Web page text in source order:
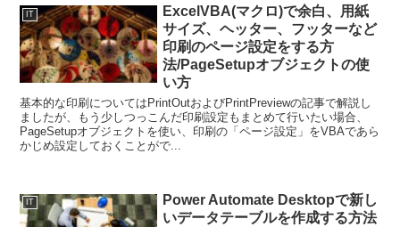
IT
ExcelVBA(マクロ)で余白、用紙
サイズ、ヘッター、フッターなど
印刷のページ設定をする方
法/PageSetupオブジェクトの使
い方
基本的な印刷についてはPrintOutおよびPrintPreviewの記事で解説し
ましたが、もう少しつっこんだ印刷設定もまとめて行いたい場合、
PageSetupオブジェクトを使い、印刷の「ページ設定」をVBAであら
かじめ設定しておくことがで...
IT
Power Automate Desktopで新し
いデータテーブルを作成する方法